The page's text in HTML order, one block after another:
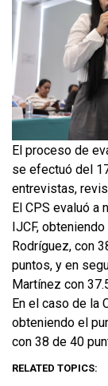
El proceso de
se efectuó del
entrevistas,
El CPS evaluó a
IJCF,
Rodríguez, con
puntos, y en
Martínez con
En el caso de la
obteniendo el
con 38 de 40
RELATED TOPICS: